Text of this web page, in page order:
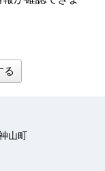
る
山町